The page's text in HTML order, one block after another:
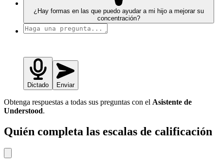
¿Hay formas en las que puedo ayudar a mi hijo a mejorar su
concentración?
Dictado Enviar
Obtenga respuestas a todas sus preguntas con el Asistente de
Understood.
Quién completa las escalas de calificación